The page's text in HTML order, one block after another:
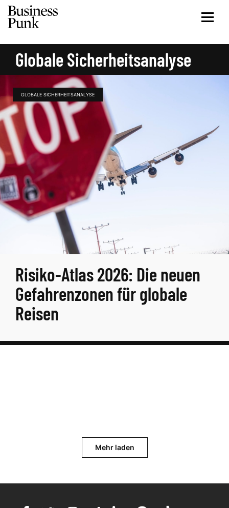
Globale Sicherheitsanalyse
GLOBALE SICHERHEITSANALYSE
Risiko-Atlas 2026: Die neuen
Gefahrenzonen für globale
Reisen
Mehr laden